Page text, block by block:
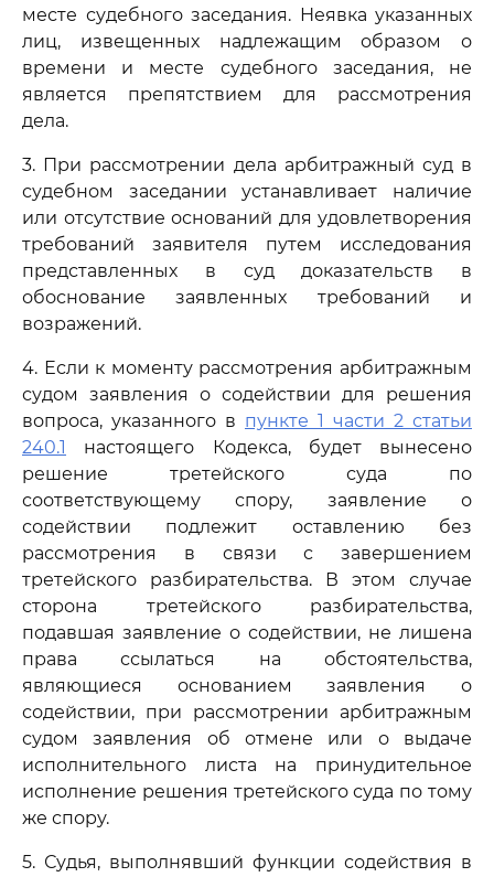
месте судебного заседания. Неявка указанных
лиц, извещенных надлежащим образом о
времени и месте судебного заседания, не
является препятствием для рассмотрения
дела.
3. При рассмотрении дела арбитражный суд в
судебном заседании устанавливает наличие
или отсутствие оснований для удовлетворения
требований заявителя путем исследования
представленных в суд доказательств в
обоснование заявленных требований и
возражений.
4. Если к моменту рассмотрения арбитражным
судом заявления о содействии для решения
вопроса, указанного в пункте 1 части 2 статьи
240.1
настоящего Кодекса, будет вынесено
решение третейского суда по
соответствующему спору, заявление о
содействии подлежит оставлению без
рассмотрения в связи с завершением
третейского разбирательства. В этом случае
сторона третейского разбирательства,
подавшая заявление о содействии, не лишена
права ссылаться на обстоятельства,
являющиеся основанием заявления о
содействии, при рассмотрении арбитражным
судом заявления об отмене или о выдаче
исполнительного листа на принудительное
исполнение решения третейского суда по тому
же спору.
5. Судья, выполнявший функции содействия в